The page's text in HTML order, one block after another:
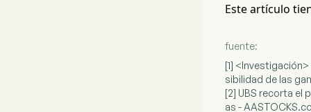
Este artículo
fuente:
[1]
sibilidad de las
[2] UBS recorta el
as -